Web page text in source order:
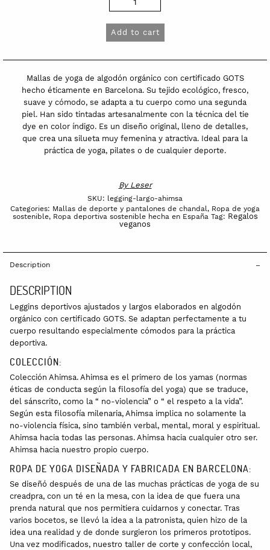
dye
algodón
orgánico
Ahimsa
quantity
Add to cart
Mallas de yoga de algodón orgánico con certificado GOTS
hecho éticamente en Barcelona. Su tejido ecológico, fresco,
suave y cómodo, se adapta a tu cuerpo como una segunda
piel. Han sido tintadas artesanalmente con la técnica del tie
dye en color índigo. Es un diseño original, lleno de detalles,
que crea una silueta muy femenina y atractiva. Ideal para la
práctica de yoga, pilates o de cualquier deporte.
By Leser
SKU: legging-largo-ahimsa
Categories: Mallas de deporte y pantalones de chandal, Ropa de yoga
sostenible, Ropa deportiva sostenible hecha en España Tag: Regalos
veganos
Description
DESCRIPTION
Leggins deportivos ajustados y largos elaborados en algodón
orgánico con certificado GOTS. Se adaptan perfectamente a tu
cuerpo resultando especialmente cómodos para la práctica
deportiva.
COLECCIÓN:
Colección Ahimsa. Ahimsa es el primero de los yamas (normas
éticas de conducta según la filosofía del yoga) que se traduce,
del sánscrito, como la “ no-violencia” o “ el respeto a la vida”.
Según esta filosofía milenaria, Ahimsa implica no solamente la
no-violencia física, sino también verbal, mental, moral y espiritual.
Ahimsa hacia todas las personas. Ahimsa hacia cualquier otro ser.
Ahimsa hacia nuestro propio cuerpo.
ROPA DE YOGA DISEÑADA Y FABRICADA EN BARCELONA:
Se diseñó después de una de las muchas prácticas de yoga de su
creadpra, con un té en la mesa, con la idea de que fuera una
prenda natural que nos permitiera cuidarnos y conectar. Tras
varios bocetos, se llevó la idea a la patronista, quien hizo de la
idea una realidad y de donde surgieron los primeros prototipos.
Una vez modificados, nuestro taller de corte y confección local,